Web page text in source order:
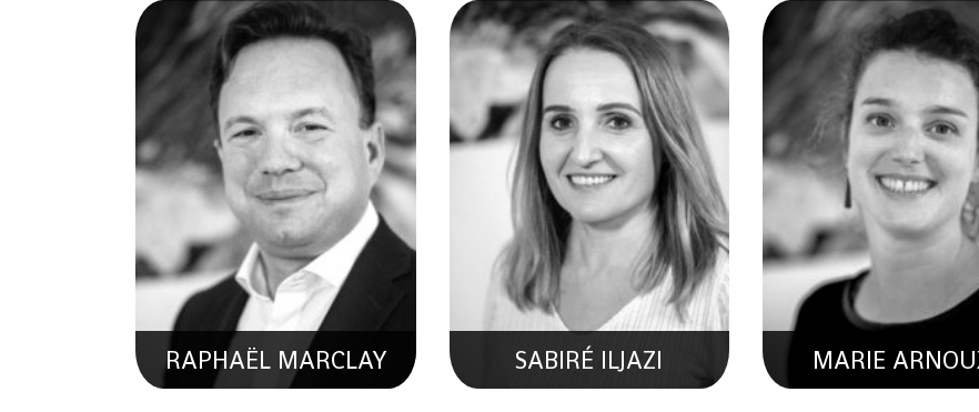
RAPHAËL MARCLAY SABIRÉ ILJAZI MARIE
THEO BARACCHINI
Spécialiste En Assimilation De
Données Et Hydrologie
Opérationnelle
JOSHUA THEULE
Spécialiste En Téledetection
LORENA
Collaboratrice
Hydrogéologie